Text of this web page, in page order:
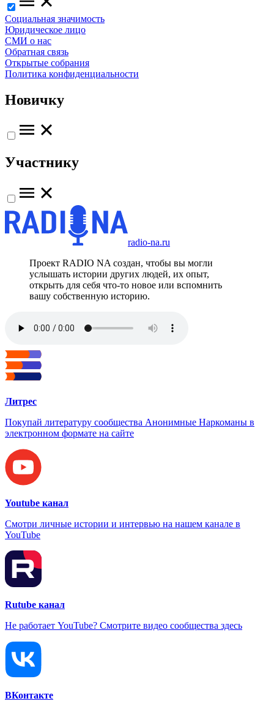
Социальная значимость
Юридическое лицо
СМИ о нас
Обратная связь
Открытые собрания
Политика конфиденциальности
Новичку
Участнику
radio-na.ru
Проект RADIO NA создан, чтобы вы могли
услышать истории других людей, их опыт,
открыть для себя что-то новое или вспомнить
вашу собственную историю.
Литрес
Покупай литературу сообщества Анонимные Наркоманы в
электронном формате на сайте
Youtube канал
Смотри личные истории и интервью на нашем канале в
YouTube
Rutube канал
Не работает YouTube? Смотрите видео сообщества здесь
ВКонтакте